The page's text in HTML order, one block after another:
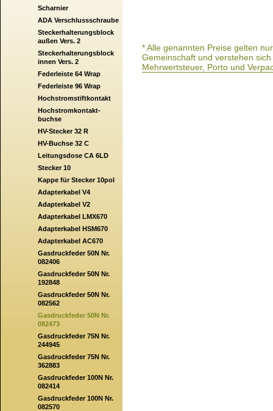
Scharnier
ADA Verschlussschraube
Steckerhalterungsblock
außen Vers. 2
Steckerhalterungsblock
innen Vers. 2
Federleiste 64 Wrap
Federleiste 96 Wrap
Hochstromstiftkontakt
Hochstromkontakt-
buchse
HV-Stecker 32 R
HV-Buchse 32 C
Leitungsdose CA 6LD
Stecker 10
Kappe für Stecker 10pol
Adapterkabel V4
Adapterkabel V2
Adapterkabel LMX670
Adapterkabel HSM670
Adapterkabel AC670
Gasdruckfeder 50N Nr.
082406
Gasdruckfeder 50N Nr.
192848
Gasdruckfeder 50N Nr.
082562
Gasdruckfeder 50N Nr.
082473
Gasdruckfeder 75N Nr.
244945
Gasdruckfeder 75N Nr.
362883
Gasdruckfeder 100N Nr.
082414
Gasdruckfeder 100N Nr.
082570
* Alle genannten Preise gelten
Gemeinschaft und verstehen
Mehrwertsteuer, Porto und